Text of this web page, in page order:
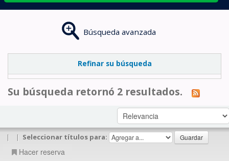
Búsqueda avanzada
Refinar su búsqueda
Su búsqueda retornó 2 resultados.
| | Seleccionar títulos para:
Hacer reserva